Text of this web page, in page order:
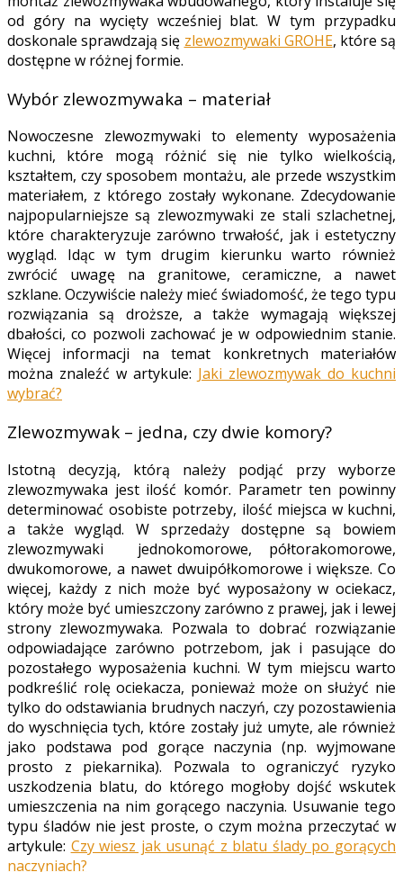
od góry na wycięty wcześniej blat. W tym przypadku
doskonale sprawdzają się zlewozmywaki GROHE, które są
dostępne w różnej formie.
Wybór zlewozmywaka – materiał
Nowoczesne zlewozmywaki to elementy wyposażenia
kuchni, które mogą różnić się nie tylko wielkością,
kształtem, czy sposobem montażu, ale przede wszystkim
materiałem, z którego zostały wykonane. Zdecydowanie
najpopularniejsze są zlewozmywaki ze stali szlachetnej,
które charakteryzuje zarówno trwałość, jak i estetyczny
wygląd. Idąc w tym drugim kierunku warto również
zwrócić uwagę na granitowe, ceramiczne, a nawet
szklane. Oczywiście należy mieć świadomość, że tego typu
rozwiązania są droższe, a także wymagają większej
dbałości, co pozwoli zachować je w odpowiednim stanie.
Więcej informacji na temat konkretnych materiałów
można znaleźć w artykule: Jaki zlewozmywak do kuchni
wybrać?
Zlewozmywak – jedna, czy dwie komory?
Istotną decyzją, którą należy podjąć przy wyborze
zlewozmywaka jest ilość komór. Parametr ten powinny
determinować osobiste potrzeby, ilość miejsca w kuchni,
a także wygląd. W sprzedaży dostępne są bowiem
zlewozmywaki jednokomorowe, półtorakomorowe,
dwukomorowe, a nawet dwuipółkomorowe i większe. Co
więcej, każdy z nich może być wyposażony w ociekacz,
który może być umieszczony zarówno z prawej, jak i lewej
strony zlewozmywaka. Pozwala to dobrać rozwiązanie
odpowiadające zarówno potrzebom, jak i pasujące do
pozostałego wyposażenia kuchni. W tym miejscu warto
podkreślić rolę ociekacza, ponieważ może on służyć nie
tylko do odstawiania brudnych naczyń, czy pozostawienia
do wyschnięcia tych, które zostały już umyte, ale również
jako podstawa pod gorące naczynia (np. wyjmowane
prosto z piekarnika). Pozwala to ograniczyć ryzyko
uszkodzenia blatu, do którego mogłoby dojść wskutek
umieszczenia na nim gorącego naczynia. Usuwanie tego
typu śladów nie jest proste, o czym można przeczytać w
artykule: Czy wiesz jak usunąć z blatu ślady po gorących
naczyniach?